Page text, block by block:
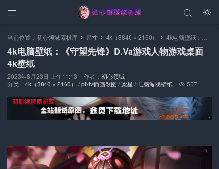
 

当前位置： 初心领域素材库 > 尺寸 > 4k（3840 × 2160） > 4k电脑壁纸：《守望先锋》D.Va游戏人物游戏桌面4k壁纸
4k电脑壁纸：《守望先锋》D.Va游戏人物游戏桌面
4k壁纸
2023年8月23日 上午11:13 作者： 初心领域
分类： 4k（3840 × 2160） /pixiv插画散图 /梁星 /电脑游戏壁纸  557